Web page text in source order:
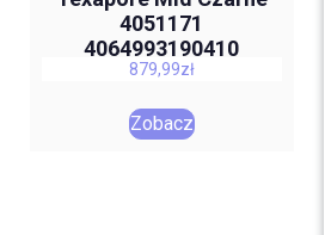
4051171
4064993190410
879,99zł
Zobacz